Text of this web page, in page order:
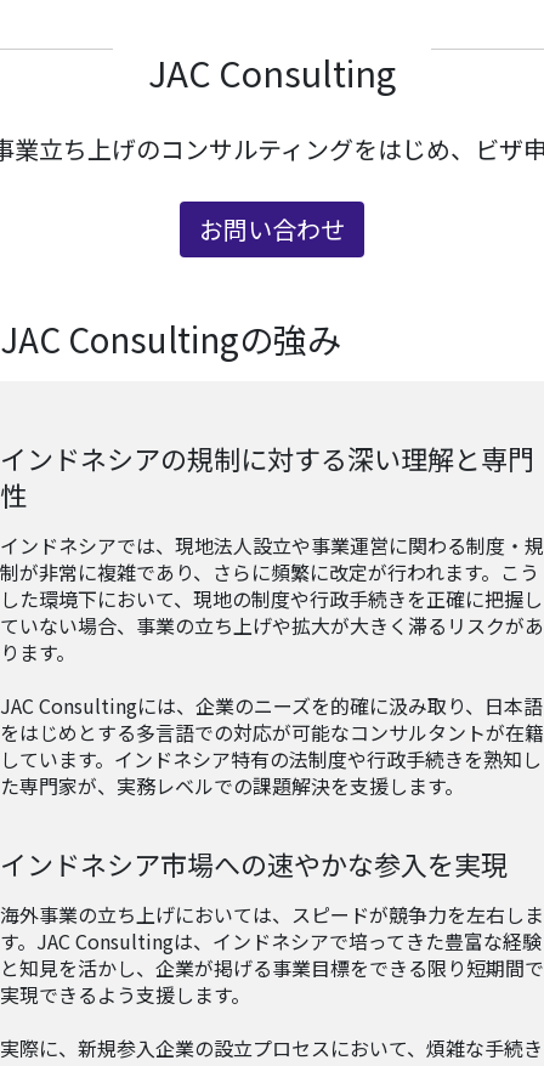
JAC Consulting
立ち上げのコンサルティングをはじめ、ビ
お問い合わせ
JAC Consultingの強み
インドネシアの規制に対する深い理解と専門
性
インドネシアでは、現地法人設立や事業運営に関わる制度・規
制が非常に複雑であり、さらに頻繁に改定が行われます。こう
した環境下において、現地の制度や行政手続きを正確に把握し
ていない場合、事業の立ち上げや拡大が大きく滞るリスクがあ
ります。
JAC Consultingには、企業のニーズを的確に汲み取り、日本語
をはじめとする多言語での対応が可能なコンサルタントが在籍
しています。インドネシア特有の法制度や行政手続きを熟知し
た専門家が、実務レベルでの課題解決を支援します。
インドネシア市場への速やかな参入を実現
海外事業の立ち上げにおいては、スピードが競争力を左右しま
す。JAC Consultingは、インドネシアで培ってきた豊富な経験
と知見を活かし、企業が掲げる事業目標をできる限り短期間で
実現できるよう支援します。
実際に、新規参入企業の設立プロセスにおいて、煩雑な手続き